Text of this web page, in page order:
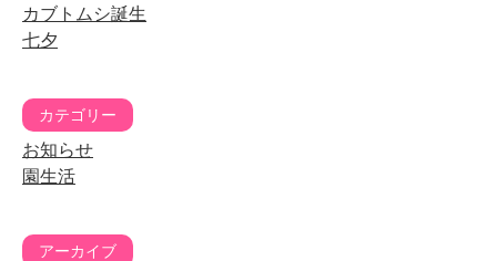
カブトムシ誕生
七夕
カテゴリー
お知らせ
園生活
アーカイブ